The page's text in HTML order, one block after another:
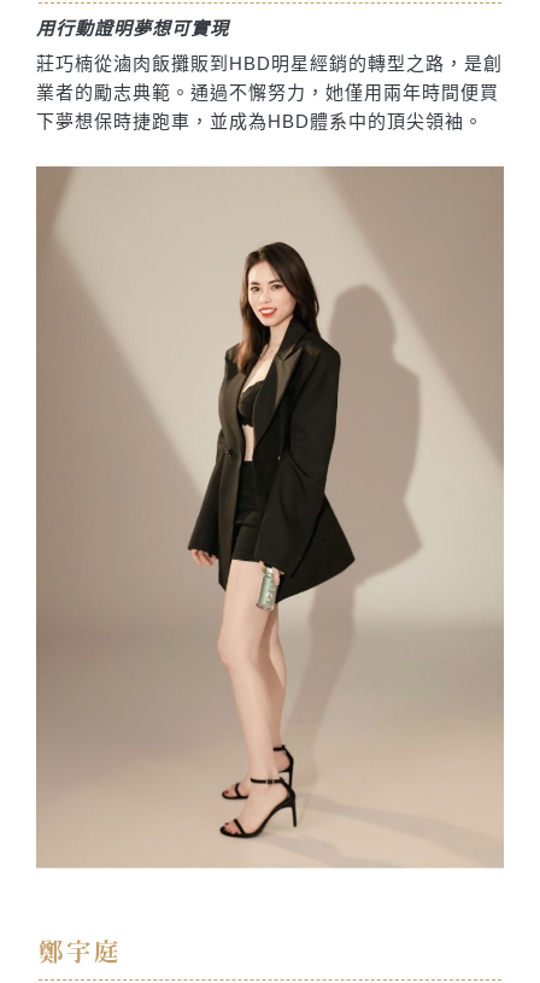
用行動證明夢想可實現
莊巧楠從滷肉飯攤販到HBD明星經銷的轉型之路，是創
業者的勵志典範。通過不懈努力，她僅用兩年時間便買
下夢想保時捷跑車，並成為HBD體系中的頂尖領袖。
鄭宇庭